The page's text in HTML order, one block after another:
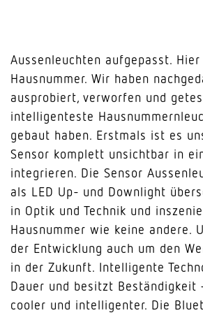
Aussenleuchten aufgepasst.
Hausnummer. Wir haben
ausprobiert, verworfen und
intelligenteste
gebaut haben. Erstmals ist es
Sensor komplett unsichtbar in
integrieren. Die Sensor
als LED Up- und Downlight
in Optik und Technik und
Hausnummer wie keine andere.
der Entwicklung auch um den
in der Zukunft. Intelligente
Dauer und besitzt Beständigkeit
cooler und intelligenter. Die